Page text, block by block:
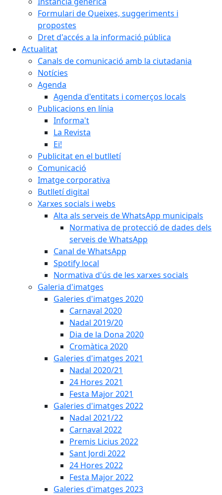
Formulari de Queixes, suggeriments i
propostes
Dret d'accés a la informació pública
Actualitat
Canals de comunicació amb la ciutadania
Notícies
Agenda
Agenda d'entitats i comerços locals
Publicacions en línia
Informa't
La Revista
Ei!
Publicitat en el butlletí
Comunicació
Imatge corporativa
Butlletí digital
Xarxes socials i webs
Alta als serveis de WhatsApp municipals
Normativa de protecció de dades dels
serveis de WhatsApp
Canal de WhatsApp
Spotify local
Normativa d'ús de les xarxes socials
Galeria d'imatges
Galeries d'imatges 2020
Carnaval 2020
Nadal 2019/20
Dia de la Dona 2020
Cromàtica 2020
Galeries d'imatges 2021
Nadal 2020/21
24 Hores 2021
Festa Major 2021
Galeries d'imatges 2022
Nadal 2021/22
Carnaval 2022
Premis Licius 2022
Sant Jordi 2022
24 Hores 2022
Festa Major 2022
Galeries d'imatges 2023